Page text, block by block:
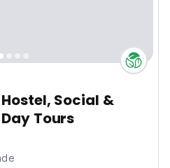
Social &
Tours